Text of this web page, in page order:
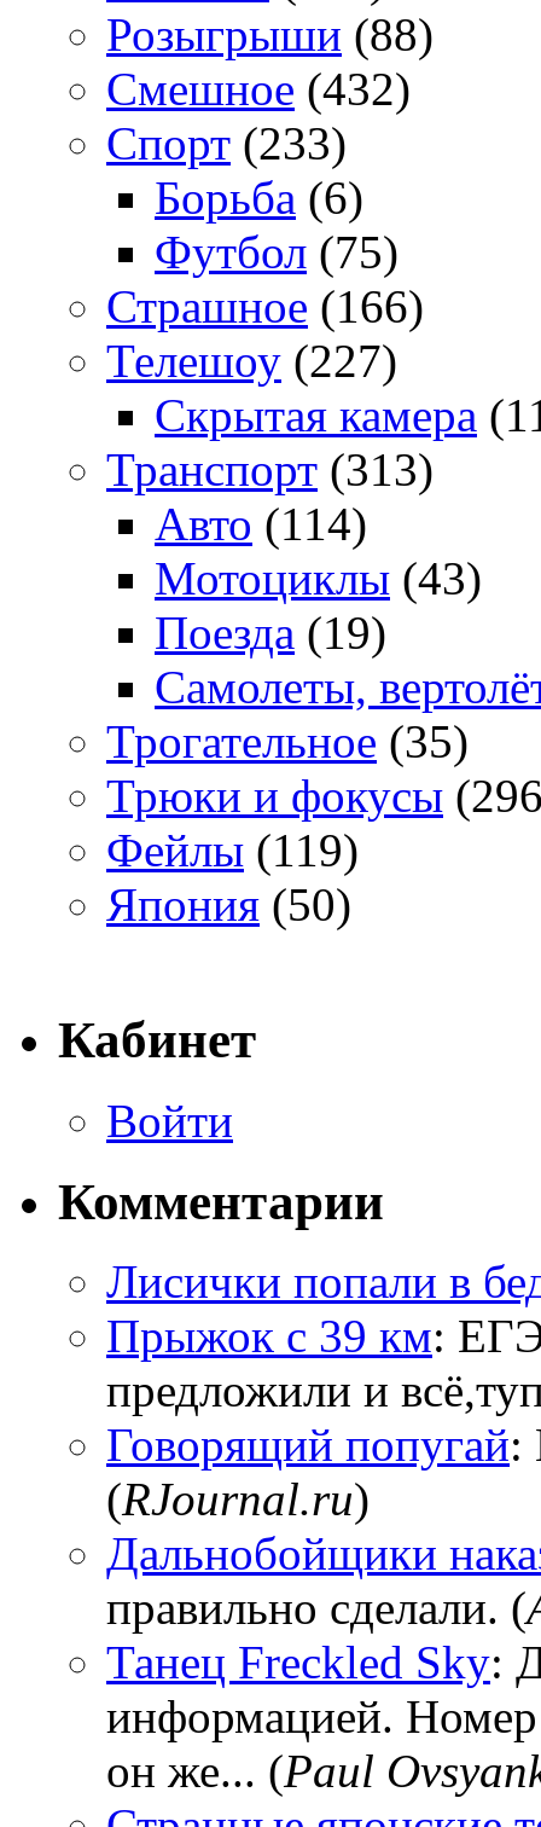
Розыгрыши (88)
Смешное (432)
Спорт (233)
Борьба (6)
Футбол (75)
Страшное (166)
Телешоу (227)
Скрытая камера
Транспорт (313)
Авто (114)
Мотоциклы (43)
Поезда (19)
Самолеты,
Трогательное (35)
Трюки и фокусы
Фейлы (119)
Япония (50)
Кабинет
Войти
Комментарии
Лисички попали в
Прыжок с 39 км:
предложили и
Говорящий попугай:
(RJournal.ru)
Дальнобойщики
правильно сделали. (
Танец Freckled Sky:
информацией.
он же... (Paul